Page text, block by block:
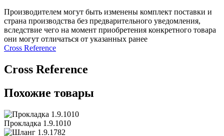
Производителем могут быть изменены комплект поставки и
страна производства без предварительного уведомления,
вследствие чего на момент приобретения конкретного товара
они могут отличаться от указанных ранее
Сross Reference
Сross Reference
Похожие товары
Прокладка 1.9.1010